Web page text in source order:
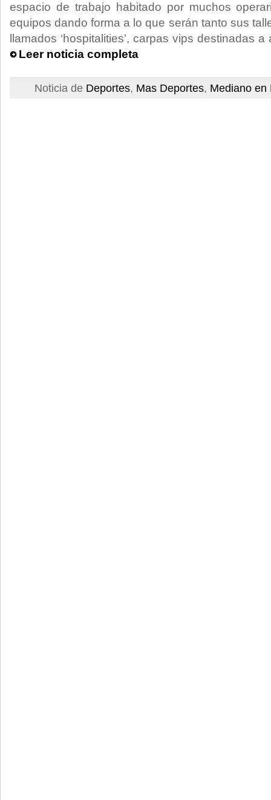
espacio de trabajo habitado por muchos
equipos dando forma a lo que serán tanto sus
llamados ‘hospitalities’, carpas vips destinadas
Leer noticia completa
Noticia de Deportes, Mas Deportes, Mediano en